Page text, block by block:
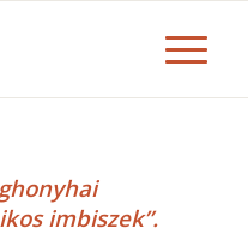
imbiszek”.